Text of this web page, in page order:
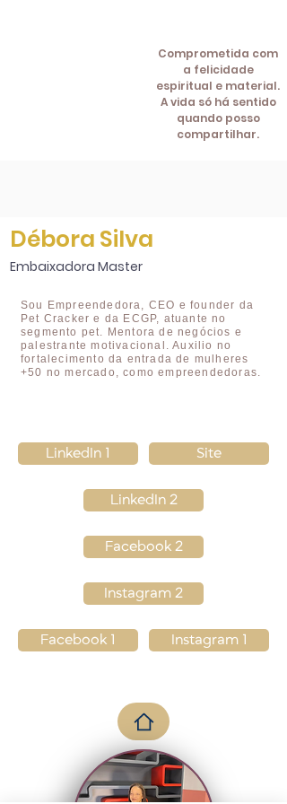
Comprometida com
a felicidade
espiritual e material.
A vida só há sentido
quando posso
compartilhar.
Débora Silva
Embaixadora Master
Sou Empreendedora, CEO e founder da
Pet Cracker e da ECGP, atuante no
segmento pet. Mentora de negócios e
palestrante motivacional. Auxilio no
fortalecimento da entrada de mulheres
+50 no mercado, como empreendedoras.
LinkedIn 1 Site
LinkedIn 2
Facebook 2
Instagram 2
Facebook 1 Instagram 1